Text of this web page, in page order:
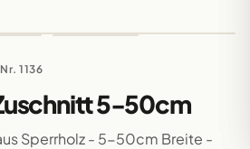
1136
5-50cm
Sperrholz - 5-50cm Breite -